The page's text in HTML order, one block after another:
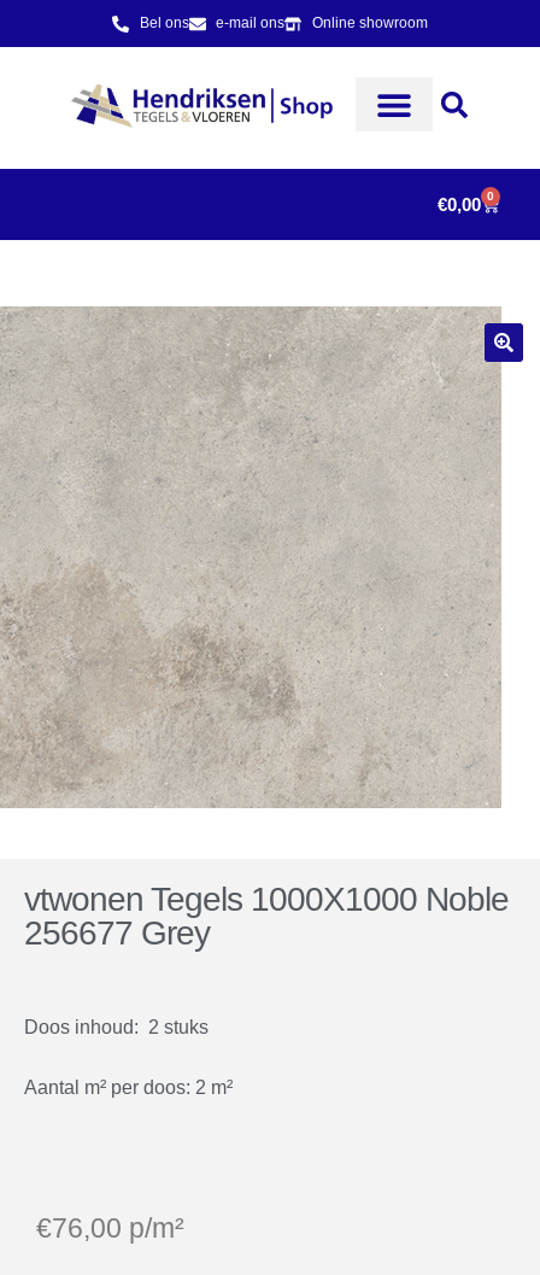
Bel ons e-mail ons Online showroom
€0,00 0
vtwonen Tegels 1000X1000 Noble
256677 Grey
Doos inhoud: 2 stuks
Aantal m² per doos: 2 m²
€76,00 p/m²